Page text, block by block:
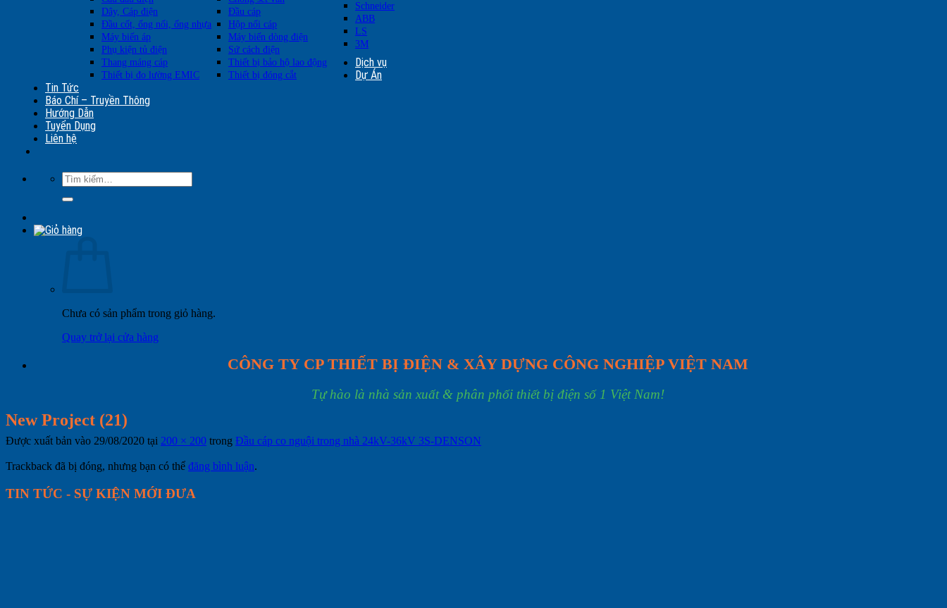
Dây, Cáp điện
Đầu cáp
Đầu cốt, ống nối, ống nhựa
Hộp nối cáp
Máy biến áp
Máy biến dòng điện
Phụ kiện tủ điện
Sứ cách điện
Thang máng cáp
Thiết bị bảo hộ lao động
Thiết bị đo lường EMIC
Thiết bị đóng cắt
Schneider
ABB
LS
3M
Dịch vụ
Dự Án
Tin Tức
Báo Chí – Truyền Thông
Hướng Dẫn
Tuyển Dụng
Liên hệ
Tìm
kiếm:
Chưa có sản phẩm trong giỏ hàng.
Quay trở lại cửa hàng
CÔNG TY CP THIẾT BỊ ĐIỆN & XÂY DỰNG CÔNG NGHIỆP VIỆT NAM
Tự hào là nhà sản xuất & phân phối thiết bị điện số 1 Việt Nam!
New Project (21)
Được xuất bản vào 29/08/2020 tại 200 × 200 trong Đầu cáp co nguội trong nhà 24kV-36kV 3S-DENSON
Trackback đã bị đóng, nhưng bạn có thể đăng bình luận.
TIN TỨC - SỰ KIỆN MỚI ĐƯA